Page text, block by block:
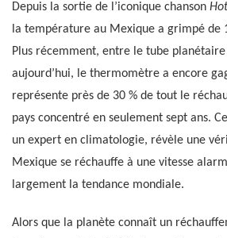
Depuis la sortie de l’iconique chanson
la température au Mexique a grimpé de
Plus récemment, entre le tube planétaire
aujourd’hui, le thermomètre a encore
représente près de 30 % de tout le
pays concentré en seulement sept ans.
un expert en climatologie, révèle une
Mexique se réchauffe à une vitesse
largement la tendance mondiale.
Alors que la planète connaît un